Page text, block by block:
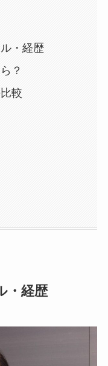
・経歴
？
較
・経歴